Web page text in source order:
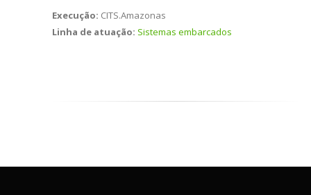
Execução: CITS.Amazonas
Linha de atuação: Sistemas embarcados